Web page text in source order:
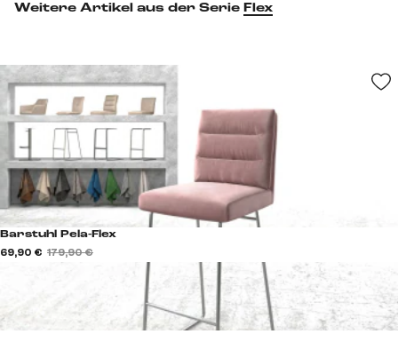
Weitere Artikel aus der Serie Flex
Barstuhl Pela-Flex
69,90 € 179,90 €